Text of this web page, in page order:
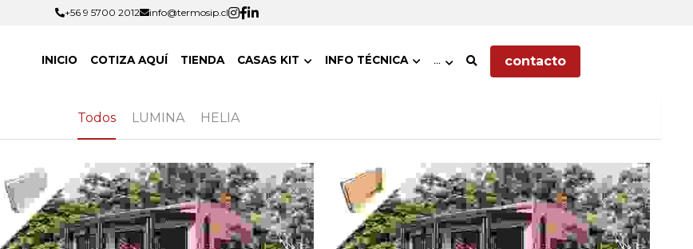
+56 9 5700 2012 info@termosip.cl
+56 9 5700 2012 info@termosip.cl
INICIO COTIZA AQUÍ TIENDA CASAS KIT INFO TÉCNICA … contacto
Todos LUMINA HELIA